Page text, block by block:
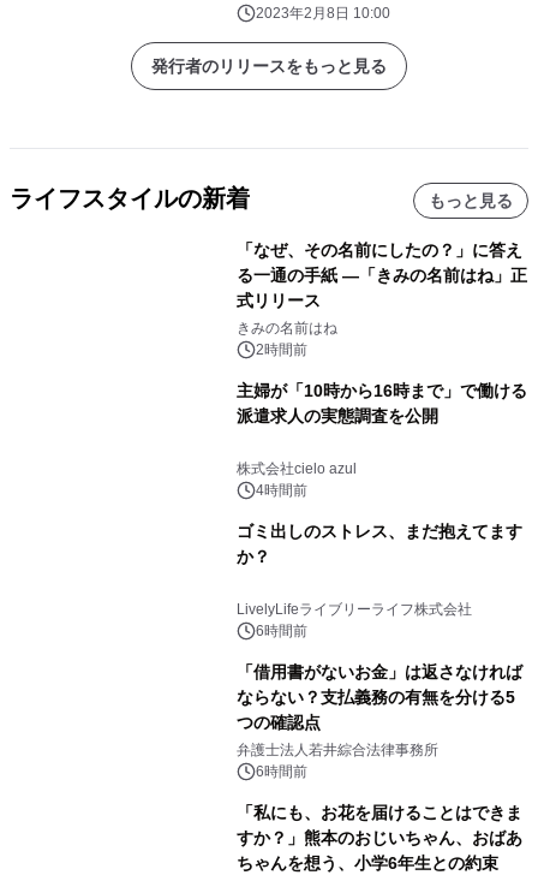
ベルトの長さ調節が完了！サイベック
ス独自の 「ONE PULL HARNESS(ワ
ンプルハーネス)」機能を追加 2月15
日(水)発売開始
2023年2月8日 10:00
発行者のリリースをもっと見る
ライフスタイルの新着 もっと見る
「なぜ、その名前にしたの？」に答え
る一通の手紙 ―「きみの名前はね」正
式リリース
きみの名前はね
2時間前
主婦が「10時から16時まで」で働ける
派遣求人の実態調査を公開
株式会社cielo azul
4時間前
ゴミ出しのストレス、まだ抱えてます
か？
LivelyLifeライブリーライフ株式会社
6時間前
「借用書がないお金」は返さなければ
ならない？支払義務の有無を分ける5
つの確認点
弁護士法人若井綜合法律事務所
6時間前
「私にも、お花を届けることはできま
すか？」熊本のおじいちゃん、おばあ
ちゃんを想う、小学6年生との約束